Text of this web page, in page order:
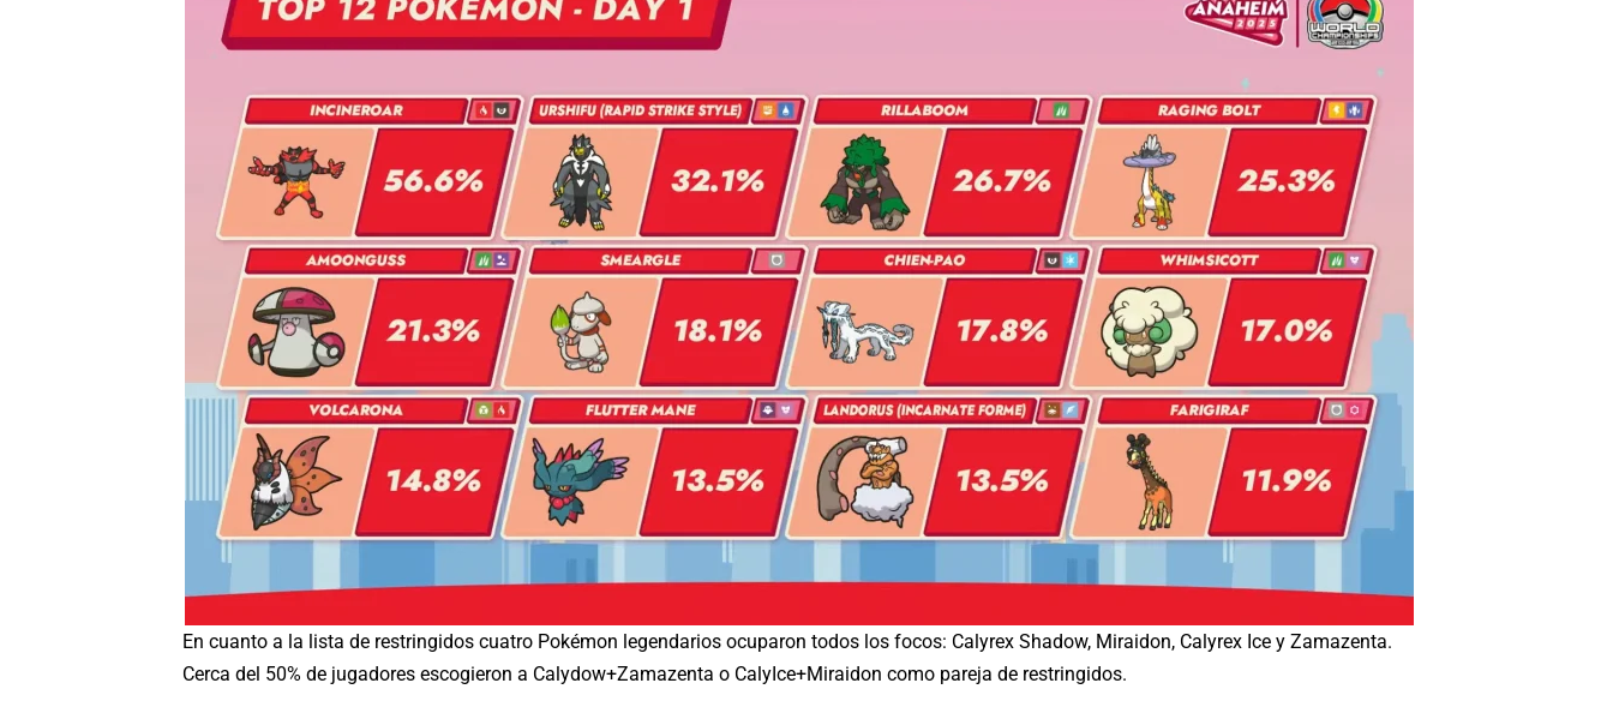
En cuanto a la lista de restringidos cuatro Pokémon legendarios ocuparon todos los focos: Calyrex Shadow, Miraidon, Calyrex Ice y Zamazenta.
Cerca del 50% de jugadores escogieron a Calydow+Zamazenta o CalyIce+Miraidon como pareja de restringidos.